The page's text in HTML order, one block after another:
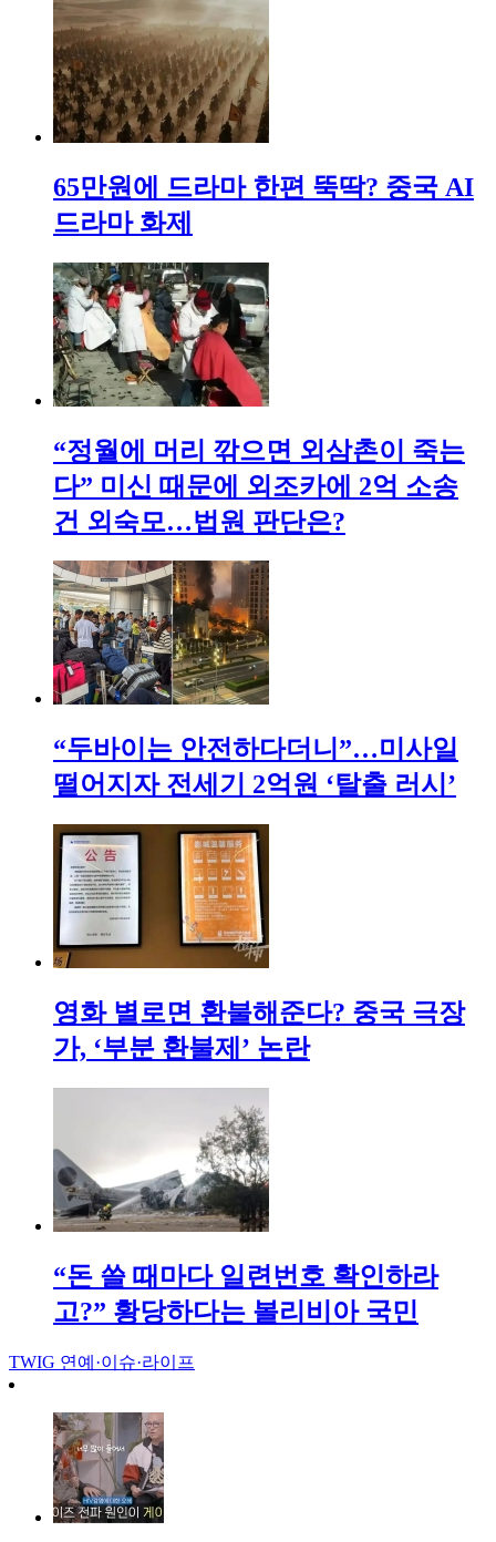
65만원에 드라마 한편 뚝딱? 중국 AI
드라마 화제
“정월에 머리 깎으면 외삼촌이 죽는
다” 미신 때문에 외조카에 2억 소송
건 외숙모…법원 판단은?
“두바이는 안전하다더니”…미사일
떨어지자 전세기 2억원 ‘탈출 러시’
영화 별로면 환불해준다? 중국 극장
가, ‘부분 환불제’ 논란
“돈 쓸 때마다 일련번호 확인하라
고?” 황당하다는 볼리비아 국민
TWIG 연예·이슈·라이프